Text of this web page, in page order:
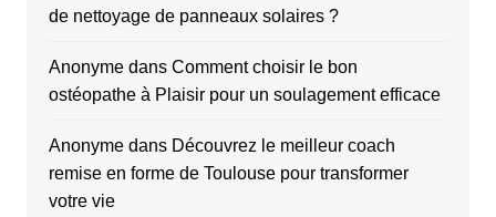
de nettoyage de panneaux solaires ?
Anonymedans Comment choisir le bon
ostéopathe à Plaisir pour un soulagement efficace
Anonymedans Découvrez le meilleur coach
remise en forme de Toulouse pour transformer
votre vie